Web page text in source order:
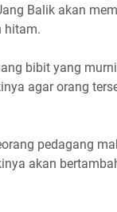
Balik akan
hitam.
bibit yang
agar orang
pedagang
akan